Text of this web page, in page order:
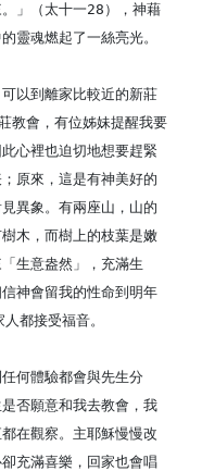
」（太十一28），神藉
靈魂燃起了一絲亮光。
以到離家比較近的新莊
教會，有位姊妹提醒我要
心裡也迫切地想要趕緊
原來，這是有神美好的
異象。有兩座山，山的
木，而樹上的枝葉是嫩
生意盎然」，充滿生
神會留我的性命到明年
都接受福音。
何體驗都會與先生分
否願意和我去教會，我
在觀察。主耶穌慢慢改
充滿喜樂，回家也會唱